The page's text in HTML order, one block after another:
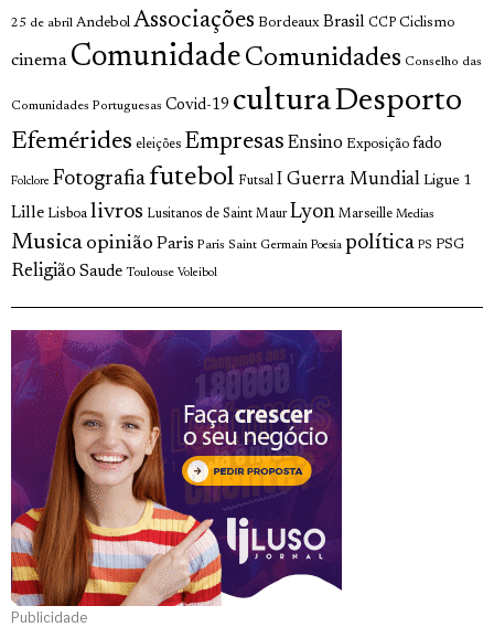
25 de abril Andebol Associações Bordeaux Brasil CCP Ciclismo
cinema Comunidade Comunidades Conselho das
Comunidades Portuguesas Covid-19 culturaDesporto
Efemérides eleições Empresas Ensino Exposição fado
Folclore Fotografia futebol Futsal I Guerra Mundial Ligue 1
Lille Lisboa livros Lusitanos de Saint Maur Lyon Marseille Medias
Musica opinião Paris Paris Saint Germain Poesia política PS PSG
Religião Saude Toulouse Voleibol
Publicidade